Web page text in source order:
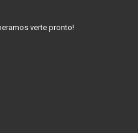
verte pronto!